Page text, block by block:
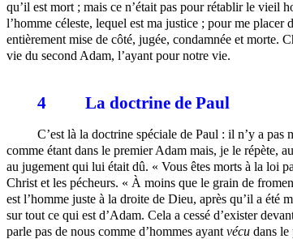
qu’il est mort ; mais ce n’était pas pour rétablir le vieil
l’homme céleste, lequel est ma justice ; pour me
entièrement mise de côté, jugée, condamnée et morte.
vie du second Adam, l’ayant pour notre vie.
4 La doctrine de Paul
C’est là la doctrine spéciale de Paul : il n’y a
comme étant dans le premier Adam mais, je le répète,
au jugement qui lui était dû. « Vous êtes morts à la loi
Christ et les pécheurs. « À moins que le grain de
est l’homme juste à la droite de Dieu, après qu’il a
sur tout ce qui est d’Adam. Cela a cessé d’exister
parle pas de nous comme d’hommes ayant vécu dans le